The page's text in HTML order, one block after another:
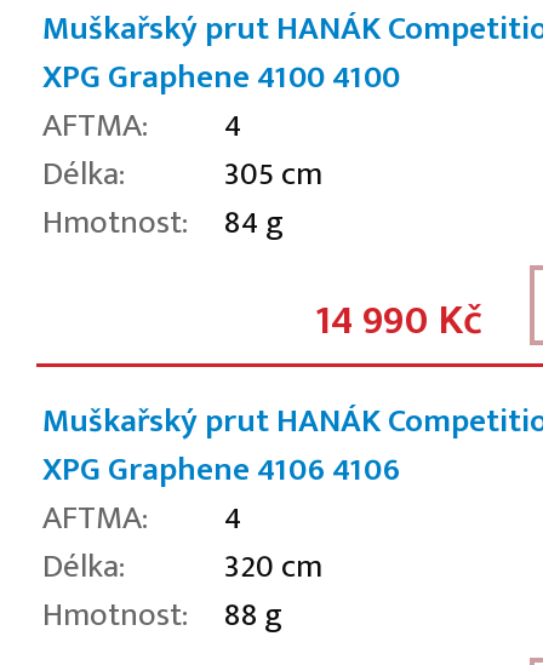
Muškařský prut HANÁK
XPG Graphene 41004100
AFTMA:
4
Délka:
305 cm
Hmotnost:
84 g
14 990 Kč
Muškařský prut HANÁK
XPG Graphene 41064106
AFTMA:
4
Délka:
320 cm
Hmotnost:
88 g